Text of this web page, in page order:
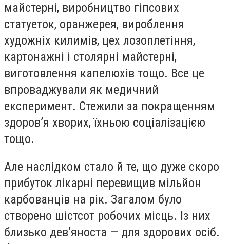
майстерні, виробництво гіпсових
статуеток, оранжерея, вироблення
художніх килимів, цех лозоплетіння,
картонажні і столярні майстерні,
виготовлення капелюхів тощо. Все це
впроваджували як медичний
експеримент. Стежили за покращенням
здоров’я хворих, їхньою соціалізацією
тощо.
Але наслідком стало й те, що дуже скоро
прибуток лікарні перевищив мільйон
карбованців на рік. Загалом було
створено шістсот робочих місць. Із них
близько дев’яноста — для здорових осіб.